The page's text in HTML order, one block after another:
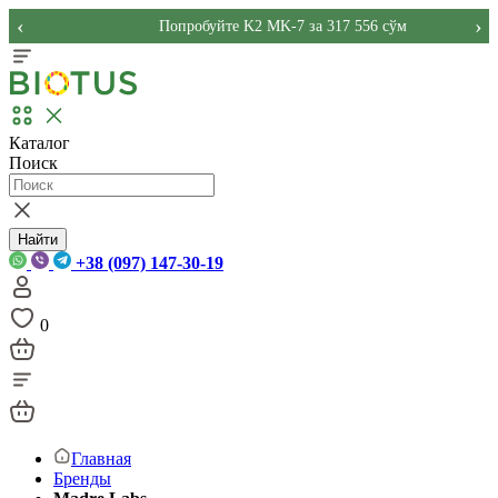
Попробуйте K2 MK-7 за 317 556 сўм
‹ ›
Каталог
Поиск
Найти
+38 (097) 147-30-19
0
Главная
Бренды